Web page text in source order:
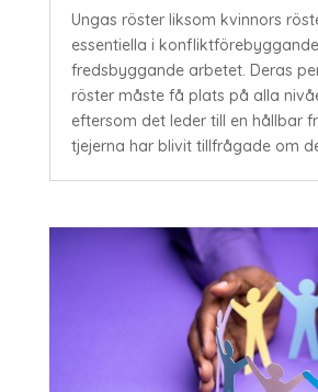
Ungas röster liksom kvinnors
essentiella i
fredsbyggande arbetet. Deras
röster måste få plats på alla
eftersom det leder till en hållbar
tjejerna har blivit tillfrågade om